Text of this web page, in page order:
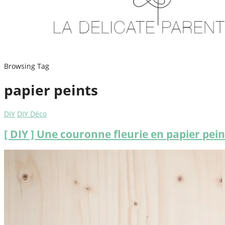
Browsing Tag
papier peints
DIY DIY Déco
[ DIY ] Une couronne fleurie en papier